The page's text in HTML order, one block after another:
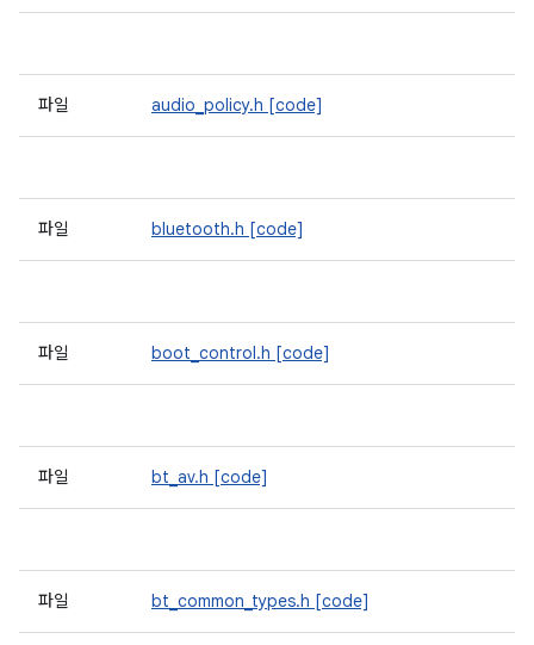
파일 audio_policy.h [code]
파일 bluetooth.h [code]
파일 boot_control.h [code]
파일 bt_av.h [code]
파일 bt_common_types.h [code]